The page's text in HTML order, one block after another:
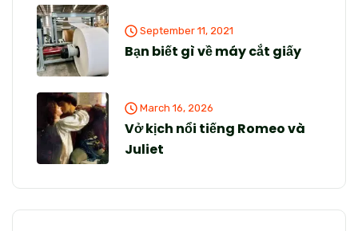
September 11, 2021
Bạn biết gì về máy cắt giấy
March 16, 2026
Vở kịch nổi tiếng Romeo và
Juliet